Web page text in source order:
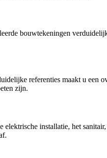
bouwtekeningen
referenties maakt u
zijn.
installatie, het